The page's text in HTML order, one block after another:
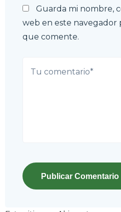
Guarda mi nombre,
web en este navegador
que comente.
Publicar Comentario